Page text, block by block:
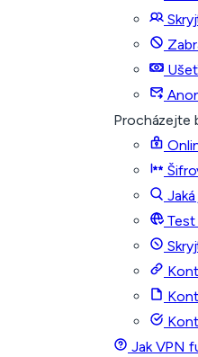
Procházejte
Test
Jak VPN